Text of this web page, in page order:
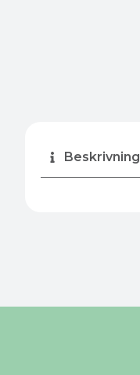
Beskrivning